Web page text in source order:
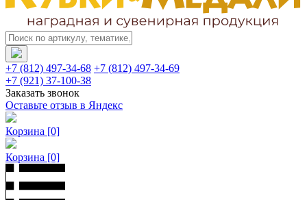
+7 (812) 497-34-68 +7 (812) 497-34-69
+7 (921) 37-100-38
Заказать звонок
Оставьте отзыв в Яндекс
Корзина [0]
Корзина [0]